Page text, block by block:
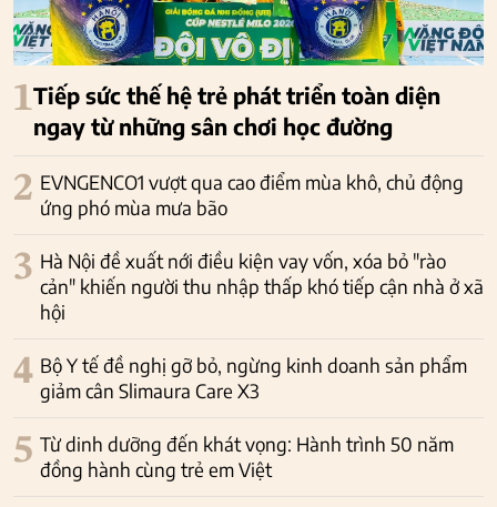
1Tiếp sức thế hệ trẻ phát triển toàn diện
ngay từ những sân chơi học đường
2 EVNGENCO1 vượt qua cao điểm mùa khô, chủ động
ứng phó mùa mưa bão
3 Hà Nội đề xuất nới điều kiện vay vốn, xóa bỏ "rào
cản" khiến người thu nhập thấp khó tiếp cận nhà ở xã
hội
4 Bộ Y tế đề nghị gỡ bỏ, ngừng kinh doanh sản phẩm
giảm cân Slimaura Care X3
5 Từ dinh dưỡng đến khát vọng: Hành trình 50 năm
đồng hành cùng trẻ em Việt